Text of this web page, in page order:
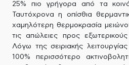
25% πιο γρήγορα από τα
Ταυτόχρονα η οπίσθια
χαμηλότερη θερμοκρασία
τις απώλειες προς
Λόγω της σειριακής λειτουργίας
100% περισσότερο